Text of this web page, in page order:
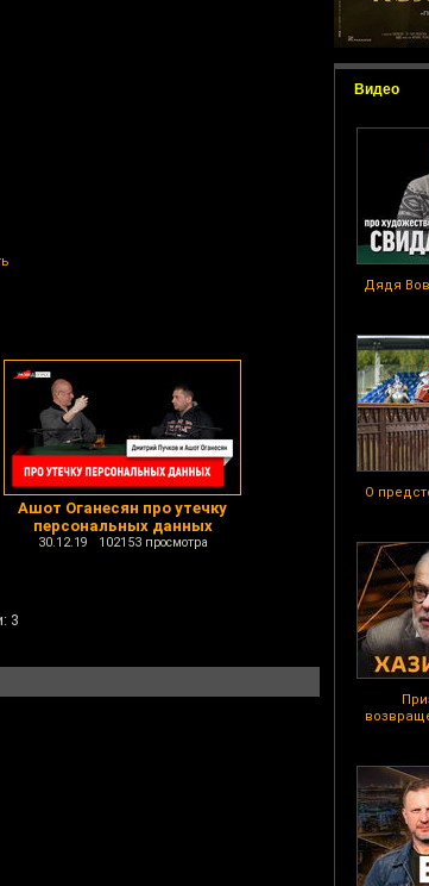
Видео
Дядя
О
Ашот Оганесян про утечку
персональных данных
30.12.19 102153 просмотра
3